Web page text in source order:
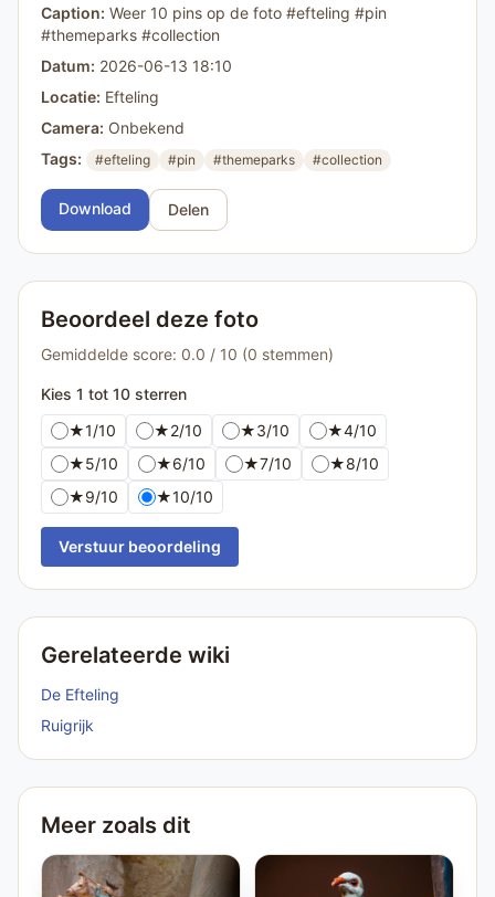
Caption: Weer 10 pins op de foto #efteling #pin
#themeparks #collection
Datum: 2026-06-13 18:10
Locatie: Efteling
Camera: Onbekend
Tags:
#efteling #pin #themeparks #collection
Download Delen
Beoordeel deze foto
Gemiddelde score: 0.0 / 10 (0 stemmen)
Kies 1 tot 10 sterren
★1/10 ★2/10 ★3/10 ★4/10
★5/10 ★6/10 ★7/10 ★8/10
★9/10 ★10/10
Verstuur beoordeling
Gerelateerde wiki
De Efteling
Ruigrijk
Meer zoals dit